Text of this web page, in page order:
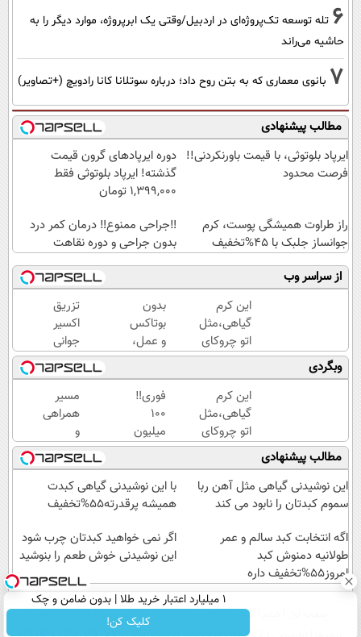
6 تله توسعه تک‌پروژه‌ای در اردبیل/وقتی یک ابرپروژه، موارد دیگر را به
حاشیه می‌راند
7 بانوی معماری که به بتن روح داد؛ درباره سوتلانا کانا رادویچ (+تصاویر)
مطالب پیشنهادی
ایرپاد بلوتوثی، با قیمت باورنکردنی!!
فرصت محدود
دوره ایرپاد‌های گرون قیمت
گذشته! ایرپاد بلوتوثی فقط
1,399,000 تومان
راز طراوت همیشگی پوست، کرم
جوانساز جلبک با 45%تخفیف
‼️جراحی ممنوع‼️ درمان کمر درد
بدون جراحی و دوره نقاهت
از سراسر وب
این کرم
گیاهی،مثل
اتو چروکای
پوستتوصاف
میکنه!50%تخفیف
بدون
بوتاکس
و عمل،
با این
کرم
جلبک،
پوستت
رو
جوان
کن
تزریق
اکسیر
جوانی
به
پوست
بدون
سوزن40%تخفیف
وبگردی
این کرم
گیاهی،مثل
اتو چروکای
پوستتوصاف
میکنه!50%تخفیف
فوری‼️
100
میلیون
وام
آنی
خرید
طلا
مسیر
همراهی
و
گزارش
عملکرد
گروه
اسنپ
۱۴۰۴
مطالب پیشنهادی
این نوشیدنی گیاهی مثل آهن ربا
سموم کبدتان را نابود می کند
با این نوشیدنی گیاهی کبدت
همیشه پرقدرته55%تخفیف
اگه انتخابت کبد سالم و عمر
طولانیه دمنوش کبد
امروز55%تخفیف داره
اگر نمی خواهید کبدتان چرب شود
این نوشیدنی خوش طعم را بنوشید
۱ میلیارد اعتبار خرید طلا | بدون ضامن و چک
کلیک کن!
عصر ایران۲ درباره عصرایران تماس با ما